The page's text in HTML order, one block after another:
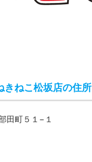
きねこ松坂店の住所
田町５１−１